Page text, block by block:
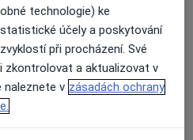
technologie) ke
účely a poskytování
při procházení. Své
zkontrolovat a aktualizovat v
naleznete v zásadách ochrany